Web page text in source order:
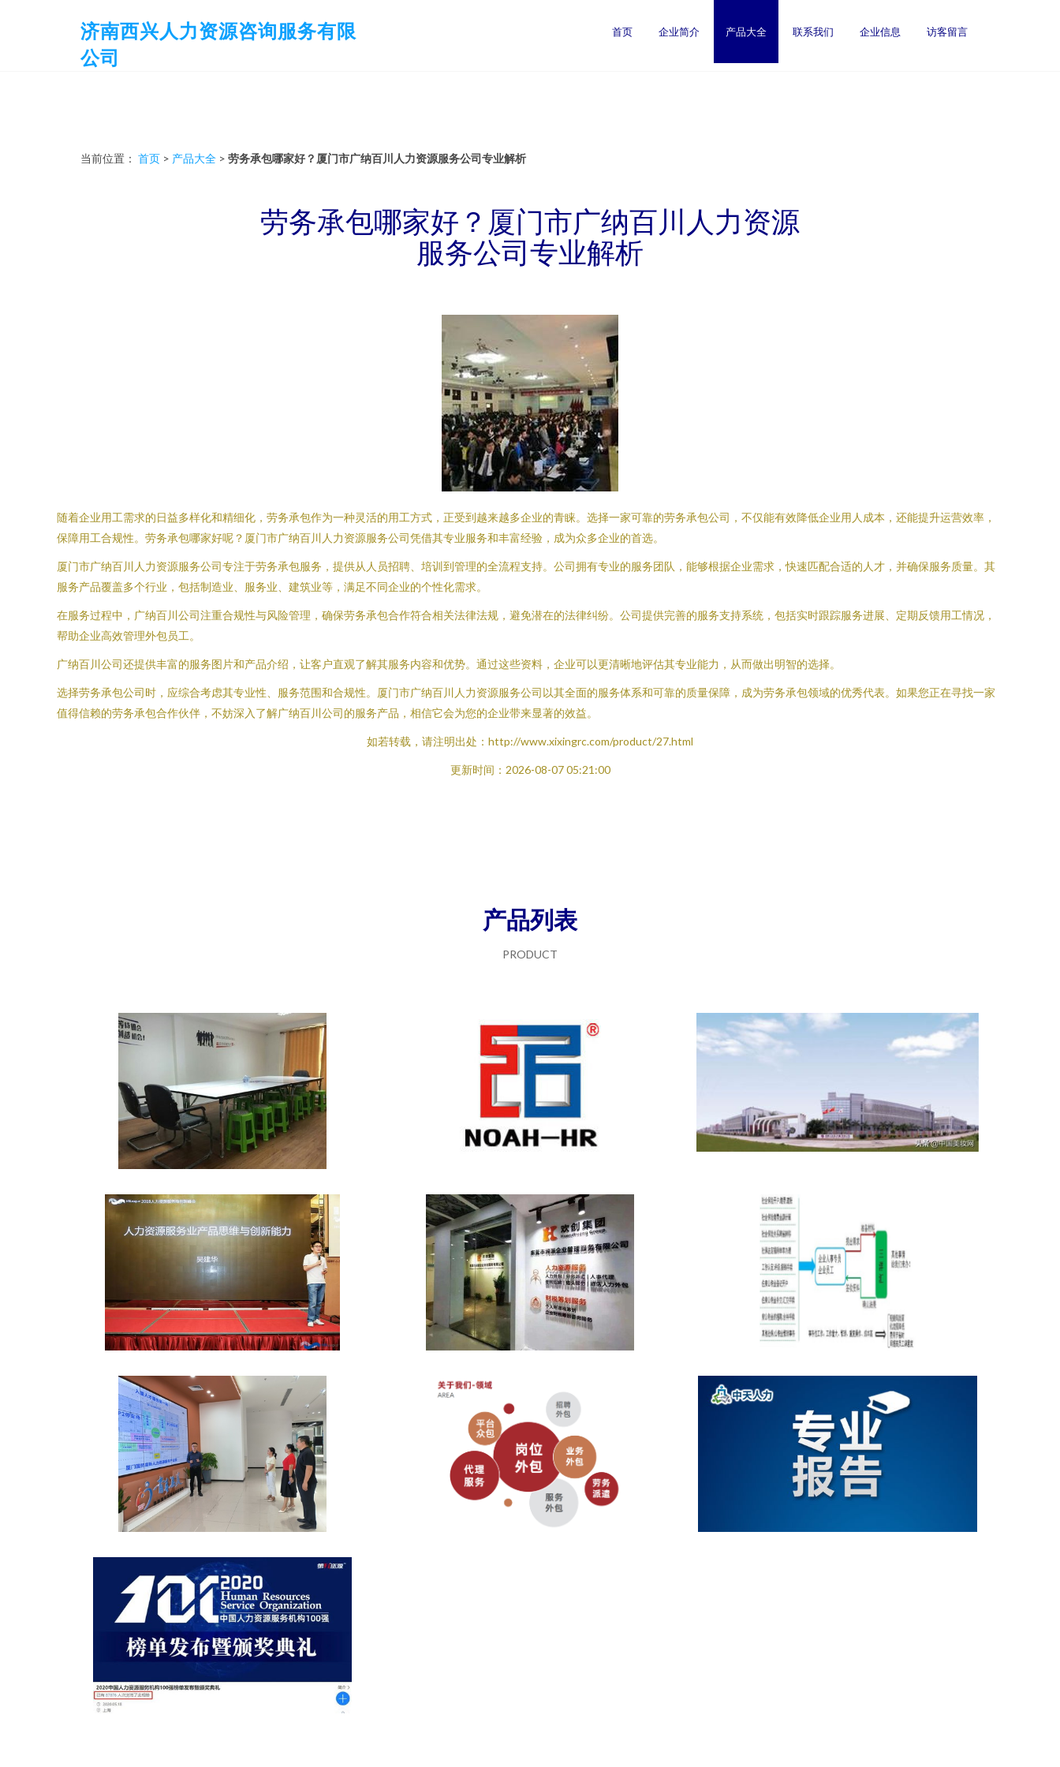
济南西兴人力资源咨询服务有限
公司
首页 企业简介 产品大全 联系我们 企业信息 访客留言
当前位置： 首页 > 产品大全 > 劳务承包哪家好？厦门市广纳百川人力资源服务公司专业解析
劳务承包哪家好？厦门市广纳百川人力资源
服务公司专业解析
随着企业用工需求的日益多样化和精细化，劳务承包作为一种灵活的用工方式，正受到越来越多企业的青睐。选择一家可靠的劳务承包公司，不仅能有效降低企业用人成本，还能提升运营效率，
保障用工合规性。劳务承包哪家好呢？厦门市广纳百川人力资源服务公司凭借其专业服务和丰富经验，成为众多企业的首选。
厦门市广纳百川人力资源服务公司专注于劳务承包服务，提供从人员招聘、培训到管理的全流程支持。公司拥有专业的服务团队，能够根据企业需求，快速匹配合适的人才，并确保服务质量。其
服务产品覆盖多个行业，包括制造业、服务业、建筑业等，满足不同企业的个性化需求。
在服务过程中，广纳百川公司注重合规性与风险管理，确保劳务承包合作符合相关法律法规，避免潜在的法律纠纷。公司提供完善的服务支持系统，包括实时跟踪服务进展、定期反馈用工情况，
帮助企业高效管理外包员工。
广纳百川公司还提供丰富的服务图片和产品介绍，让客户直观了解其服务内容和优势。通过这些资料，企业可以更清晰地评估其专业能力，从而做出明智的选择。
选择劳务承包公司时，应综合考虑其专业性、服务范围和合规性。厦门市广纳百川人力资源服务公司以其全面的服务体系和可靠的质量保障，成为劳务承包领域的优秀代表。如果您正在寻找一家
值得信赖的劳务承包合作伙伴，不妨深入了解广纳百川公司的服务产品，相信它会为您的企业带来显著的效益。
如若转载，请注明出处：http://www.xixingrc.com/product/27.html
更新时间：2026-08-07 05:21:00
产品列表
PRODUCT